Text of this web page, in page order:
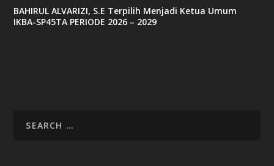
BAHIRUL ALVARIZI, S.E Terpilih Menjadi Ketua Umum
IKBA-SP45TA PERIODE 2026 – 2029